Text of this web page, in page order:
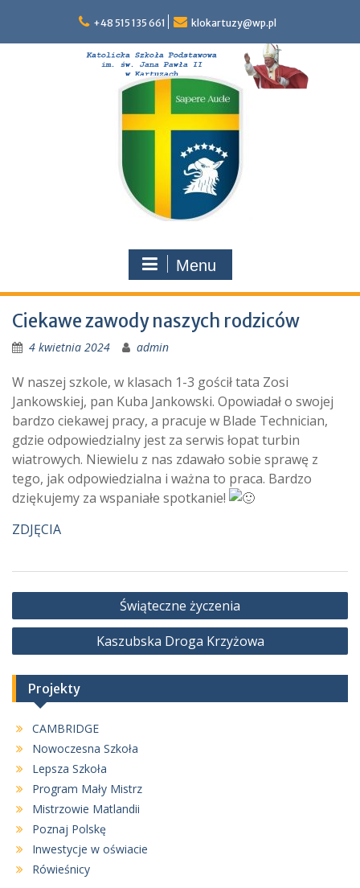
content
+48 515 135 661 klokartuzy@wp.pl
Menu
Ciekawe zawody naszych rodziców
4 kwietnia 2024 admin
W naszej szkole, w klasach 1-3 gościł tata Zosi
Jankowskiej, pan Kuba Jankowski. Opowiadał o swojej
bardzo ciekawej pracy, a pracuje w Blade Technician,
gdzie odpowiedzialny jest za serwis łopat turbin
wiatrowych. Niewielu z nas zdawało sobie sprawę z
tego, jak odpowiedzialna i ważna to praca. Bardzo
dziękujemy za wspaniałe spotkanie!
ZDJĘCIA
Nawigacja
wpisu
Świąteczne życzenia
Kaszubska Droga Krzyżowa
Projekty
CAMBRIDGE
Nowoczesna Szkoła
Lepsza Szkoła
Program Mały Mistrz
Mistrzowie Matlandii
Poznaj Polskę
Inwestycje w oświacie
Rówieśnicy